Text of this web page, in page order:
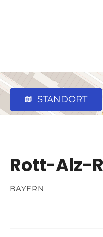
STANDORT
Rott-Alz-
BAYERN